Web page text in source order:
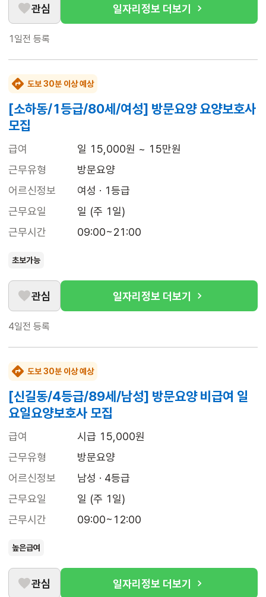
관심 일자리정보 더보기
1일전 등록
도보 30분 이상 예상
[소하동/1등급/80세/여성] 방문요양 요양보호사
모집
급여
일 15,000원 ~ 15만원
근무유형
방문요양
어르신정보
여성 · 1등급
근무요일
일 (주 1일)
근무시간
09:00~21:00
초보가능
관심 일자리정보 더보기
4일전 등록
도보 30분 이상 예상
[신길동/4등급/89세/남성] 방문요양 비급여 일
요일요양보호사 모집
급여
시급 15,000원
근무유형
방문요양
어르신정보
남성 · 4등급
근무요일
일 (주 1일)
근무시간
09:00~12:00
높은급여
관심 일자리정보 더보기